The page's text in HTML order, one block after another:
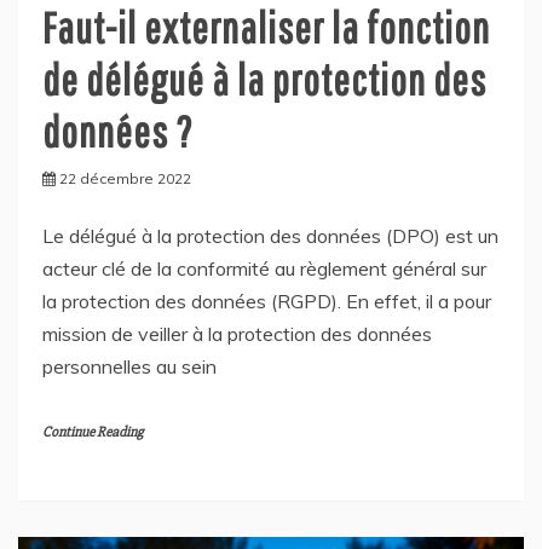
Faut-il externaliser la fonction
de délégué à la protection des
données ?
22 décembre 2022
Le délégué à la protection des données (DPO) est un
acteur clé de la conformité au règlement général sur
la protection des données (RGPD). En effet, il a pour
mission de veiller à la protection des données
personnelles au sein
Continue Reading